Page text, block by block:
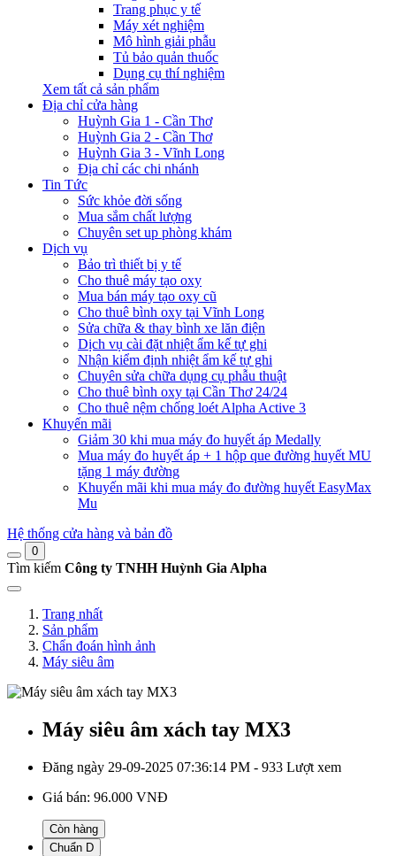
Trang phục y tế
Máy xét nghiệm
Mô hình giải phẫu
Tủ bảo quản thuốc
Dụng cụ thí nghiệm
Xem tất cả sản phẩm
Địa chỉ cửa hàng
Huỳnh Gia 1 - Cần Thơ
Huỳnh Gia 2 - Cần Thơ
Huỳnh Gia 3 - Vĩnh Long
Địa chỉ các chi nhánh
Tin Tức
Sức khỏe đời sống
Mua sắm chất lượng
Chuyên set up phòng khám
Dịch vụ
Bảo trì thiết bị y tế
Cho thuê máy tạo oxy
Mua bán máy tạo oxy cũ
Cho thuê bình oxy tại Vĩnh Long
Sửa chữa & thay bình xe lăn điện
Dịch vụ cài đặt nhiệt ẩm kế tự ghi
Nhận kiểm định nhiệt ẩm kế tự ghi
Chuyên sửa chữa dụng cụ phẫu thuật
Cho thuê bình oxy tại Cần Thơ 24/24
Cho thuê nệm chống loét Alpha Active 3
Khuyến mãi
Giảm 30 khi mua máy đo huyết áp Medally
Mua máy đo huyết áp + 1 hộp que đường huyết MU
tặng 1 máy đường
Khuyến mãi khi mua máy đo đường huyết EasyMax
Mu
Hệ thống cửa hàng và bản đồ
0
Tìm kiếm Công ty TNHH Huỳnh Gia Alpha
Trang nhất
Sản phẩm
Chẩn đoán hình ảnh
Máy siêu âm
Máy siêu âm xách tay MX3
Đăng ngày 29-09-2025 07:36:14 PM - 933 Lượt xem
Giá bán: 96.000 VNĐ
Còn hàng
Chuẩn D